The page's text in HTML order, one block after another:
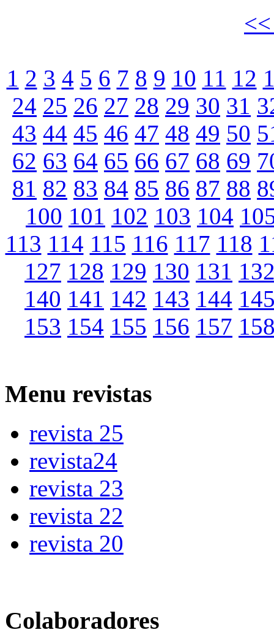
1 2 3 4 5 6 7 8 9 10 11 12
24 25 26 27 28 29 30 31
43 44 45 46 47 48 49 50
62 63 64 65 66 67 68 69
81 82 83 84 85 86 87 88
100 101 102 103 104
113 114 115 116 117 118
127 128 129 130 131
140 141 142 143 144
153 154 155 156 157
Menu revistas
revista 25
revista24
revista 23
revista 22
revista 20
Colaboradores